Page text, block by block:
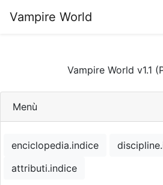
Vampire World
Vampire World v1.1
Menù
enciclopedia.indice
attributi.indice